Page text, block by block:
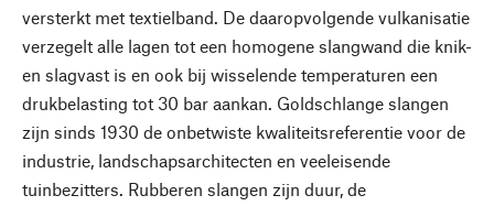
versterkt met textielband. De daaropvolgende vulkanisatie
verzegelt alle lagen tot een homogene slangwand die knik-
en slagvast is en ook bij wisselende temperaturen een
drukbelasting tot 30 bar aankan. Goldschlange slangen
zijn sinds 1930 de onbetwiste kwaliteitsreferentie voor de
industrie, landschapsarchitecten en veeleisende
tuinbezitters. Rubberen slangen zijn duur, de